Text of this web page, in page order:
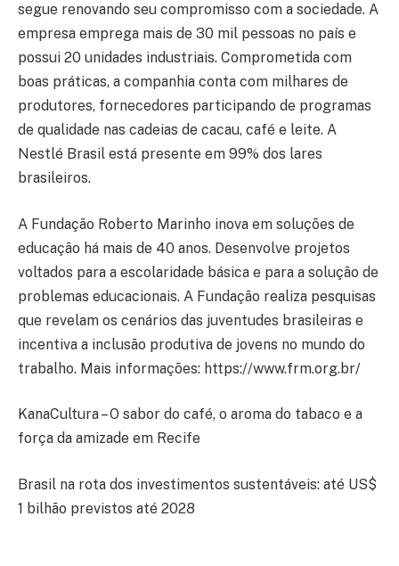
segue renovando seu compromisso com a sociedade. A
empresa emprega mais de 30 mil pessoas no país e
possui 20 unidades industriais. Comprometida com
boas práticas, a companhia conta com milhares de
produtores, fornecedores participando de programas
de qualidade nas cadeias de cacau, café e leite. A
Nestlé Brasil está presente em 99% dos lares
brasileiros.
A Fundação Roberto Marinho inova em soluções de
educação há mais de 40 anos. Desenvolve projetos
voltados para a escolaridade básica e para a solução de
problemas educacionais. A Fundação realiza pesquisas
que revelam os cenários das juventudes brasileiras e
incentiva a inclusão produtiva de jovens no mundo do
trabalho. Mais informações: https://www.frm.org.br/
KanaCultura – O sabor do café, o aroma do tabaco e a
força da amizade em Recife
Brasil na rota dos investimentos sustentáveis: até US$
1 bilhão previstos até 2028